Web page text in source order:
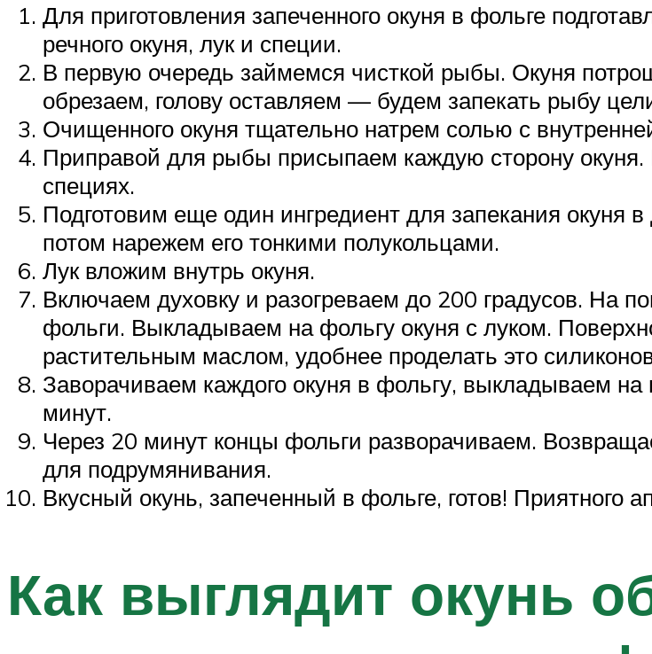
Для приготовления запеченного окуня в фольге
речного окуня, лук и специи.
В первую очередь займемся чисткой рыбы. Окуня
обрезаем, голову оставляем — будем запекать рыбу
Очищенного окуня тщательно натрем солью с
Приправой для рыбы присыпаем каждую сторону
специях.
Подготовим еще один ингредиент для запекания окуня
потом нарежем его тонкими полукольцами.
Лук вложим внутрь окуня.
Включаем духовку и разогреваем до 200 градусов. На
фольги. Выкладываем на фольгу окуня с луком.
растительным маслом, удобнее проделать это
Заворачиваем каждого окуня в фольгу, выкладываем
минут.
Через 20 минут концы фольги разворачиваем.
для подрумянивания.
Вкусный окунь, запеченный в фольге, готов! Приятного
Как выглядит окунь